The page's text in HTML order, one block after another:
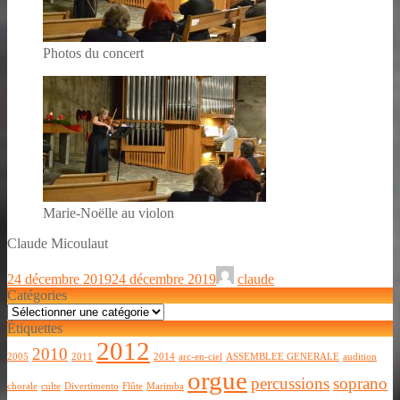
Photos du concert
Marie-Noëlle au violon
Claude Micoulaut
24 décembre 201924 décembre 2019
claude
Catégories
Catégories
Étiquettes
2005 2010 2011 2012 2014 arc-en-ciel ASSEMBLEE GENERALE audition
chorale culte Divertimento Flûte Marimba orgue percussionssoprano